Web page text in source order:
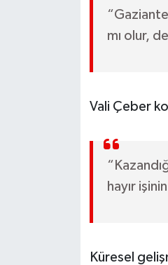
mı olur,
Vali Çeber
hayır
Küresel